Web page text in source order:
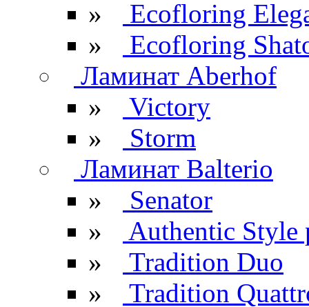
»
Ecofloring
»
Ecofloring
Ламинат Aberhof
»
Victory
»
Storm
Ламинат Balterio
»
Senator
»
Authentic Style
»
Tradition Duo
»
Tradition